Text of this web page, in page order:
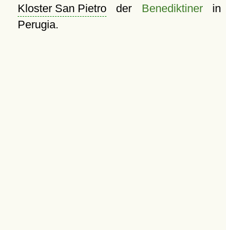
Kloster San Pietroder Benediktinerin
Perugia.